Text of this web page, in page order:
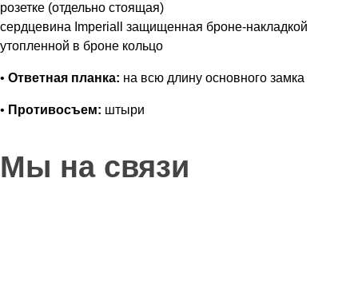
розетке (отдельно стоящая)
сердцевина Imperiall защищенная броне-накладкой
утопленной в броне кольцо
• Ответная планка: на всю длину основного замка
• Противосъем: штыри
Мы на связи